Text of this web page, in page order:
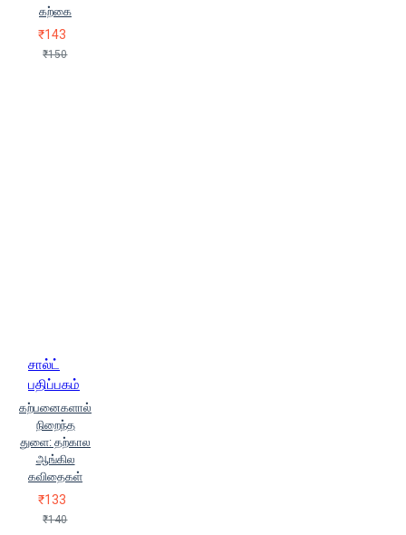
கற்கை
₹143
₹150
சால்ட்
பதிப்பகம்
கற்பனைகளால்
நிறைந்த
துளை: தற்கால
ஆங்கில
கவிதைகள்
₹133
₹140